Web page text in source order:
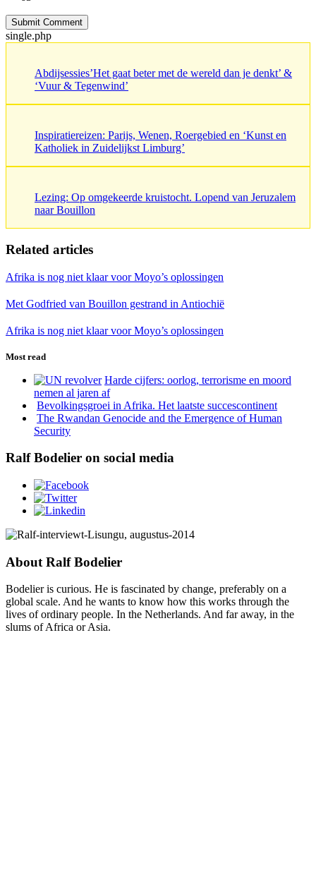
single.php
Abdijsessies’Het gaat beter met de wereld dan je denkt’ &
‘Vuur & Tegenwind’
Inspiratiereizen: Parijs, Wenen, Roergebied en ‘Kunst en
Katholiek in Zuidelijkst Limburg’
Lezing: Op omgekeerde kruistocht. Lopend van Jeruzalem
naar Bouillon
Related articles
Afrika is nog niet klaar voor Moyo’s oplossingen
Met Godfried van Bouillon gestrand in Antiochië
Afrika is nog niet klaar voor Moyo’s oplossingen
Most read
Harde cijfers: oorlog, terrorisme en moord
nemen al jaren af
Bevolkingsgroei in Afrika. Het laatste succescontinent
The Rwandan Genocide and the Emergence of Human
Security
Ralf Bodelier on social media
About Ralf Bodelier
Bodelier is curious. He is fascinated by change, preferably on a
global scale. And he wants to know how this works through the
lives of ordinary people. In the Netherlands. And far away, in the
slums of Africa or Asia.